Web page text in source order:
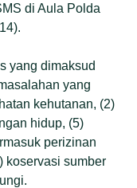
di Aula Polda
yang dimaksud
yang
kehutanan, (2)
hidup, (5)
perizinan
koservasi sumber